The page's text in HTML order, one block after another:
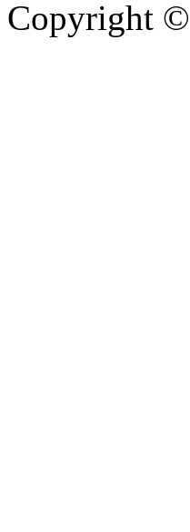
Copyright